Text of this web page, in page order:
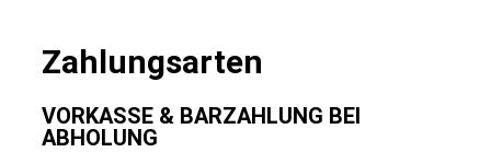
Zahlungsarten
VORKASSE & BARZAHLUNG BEI
ABHOLUNG